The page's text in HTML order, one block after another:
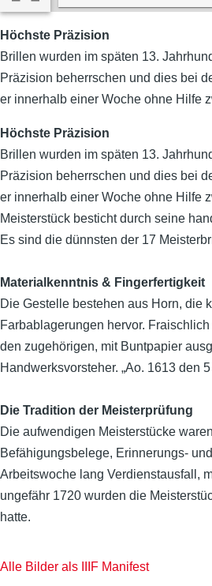
Höchste Präzision
Brillen wurden im späten 13.
Präzision beherrschen und dies bei
er innerhalb einer Woche ohne Hilfe
Höchste Präzision
Brillen wurden im späten 13.
Präzision beherrschen und dies bei
er innerhalb einer Woche ohne Hilfe
Meisterstück besticht durch seine
Es sind die dünnsten der 17
Materialkenntnis & Fingerfertigkeit
Die Gestelle bestehen aus Horn, die
Farbablagerungen hervor.
den zugehörigen, mit Buntpapier
Handwerksvorsteher. „Ao. 1613 den
Die Tradition der Meisterprüfung
Die aufwendigen Meisterstücke
Befähigungsbelege, Erinnerungs-
Arbeitswoche lang Verdienstausfall,
ungefähr 1720 wurden die
hatte.
Alle Bilder als IIIF Manifest